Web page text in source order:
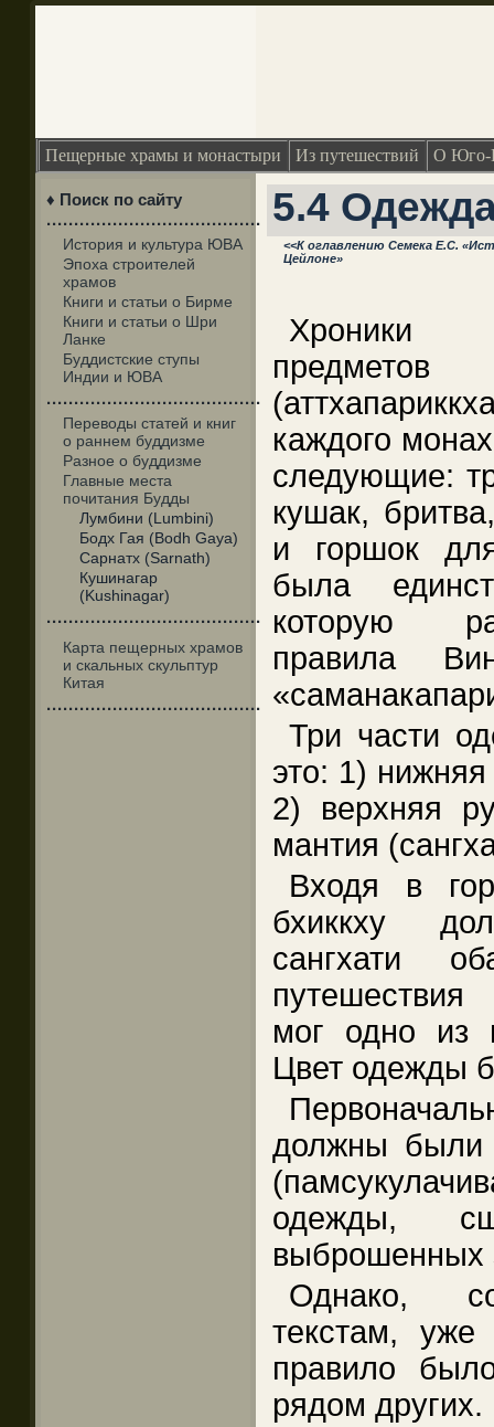
Пещерные храмы и монастыри Из путешествий О Юго-
♦ Поиск по сайту
·······································
История и культура ЮВА
Эпоха строителей
храмов
Книги и статьи о Бирме
Книги и статьи о Шри
Ланке
Буддистские ступы
Индии и ЮВА
·······································
Переводы статей и книг
о раннем буддизме
Разное о буддизме
Главные места
почитания Будды
Лумбини (Lumbini)
Бодх Гая (Bodh Gaya)
Сарнатх (Sarnath)
Кушинагар
(Kushinagar)
·······································
Карта пещерных храмов
и скальных скульптур
Китая
·······································
5.4
<<К оглавлению Семека Е.С.
Цейлоне»
Хроники
каждого
следующие:
кушак,
и горшок
была
которую
правила
Три части
это: 1)
2) верхняя
мантия
Входя в
бхиккху
сангхати
мог одно из
Цвет одежды
должны были
одежды,
выброшенных
Однако,
текстам,
правило
рядом других.